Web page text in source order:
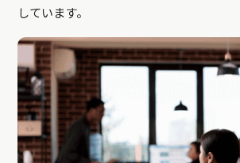
しています。